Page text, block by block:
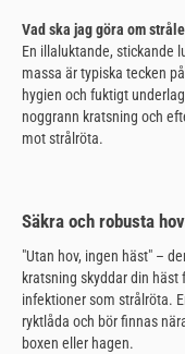
Vad ska jag göra om
En illaluktande, stickande
massa är typiska tecken
hygien och fuktigt
noggrann kratsning och
mot strålröta.
Säkra och robusta
"Utan hov, ingen häst" –
kratsning skyddar din
infektioner som strålröta.
ryktlåda och bör finnas
boxen eller hagen.